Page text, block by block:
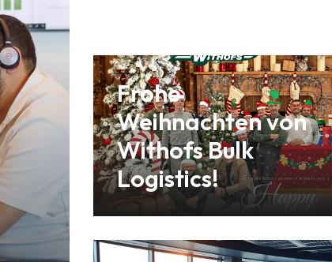
Frohe
Weihnachten von
Withofs Bulk
Logistics!